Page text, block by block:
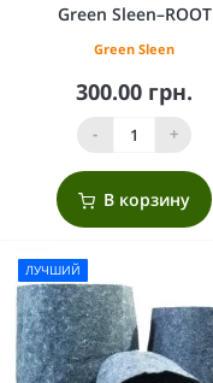
Green Sleen–ROOT
Green Sleen
300.00 грн.
- +
В корзину
ЛУЧШИЙ